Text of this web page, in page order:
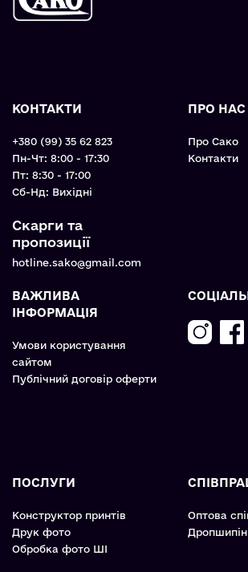
КОНТАКТИ
+380 (99) 35 62 823
Пн-Чт: 8:00 - 17:30
Пт: 8:30 - 17:00
Cб-Нд: Вихідні
Скарги та
пропозиції
hotline.sako@gmail.com
ПРО НАС
Про Сако
Контакти
ВАЖЛИВА
ІНФОРМАЦІЯ
Умови користування
сайтом
Публічний договір оферти
ПОСЛУГИ
Конструктор принтів
Друк фото
Обробка фото ШІ
Оптова